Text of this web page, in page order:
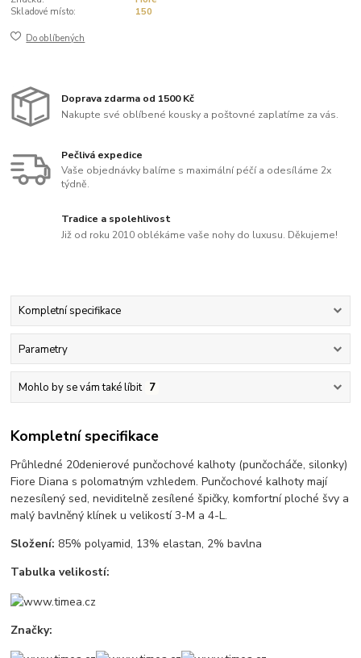
Skladové místo:
150
Do oblíbených
Doprava zdarma od 1500 Kč
Nakupte své oblíbené kousky a poštovné zaplatíme za vás.
Pečlivá expedice
Vaše objednávky balíme s maximální péčí a odesíláme 2x
týdně.
Tradice a spolehlivost
Již od roku 2010 oblékáme vaše nohy do luxusu. Děkujeme!
Kompletní specifikace
Parametry
Mohlo by se vám také líbit 7
Kompletní specifikace
Průhledné 20denierové punčochové kalhoty (punčocháče, silonky)
Fiore Diana s polomatným vzhledem. Punčochové kalhoty mají
nezesílený sed, neviditelně zesílené špičky, komfortní ploché švy a
malý bavlněný klínek u velikostí 3-M a 4-L.
Složení: 85% polyamid, 13% elastan, 2% bavlna
Tabulka velikostí:
Značky: